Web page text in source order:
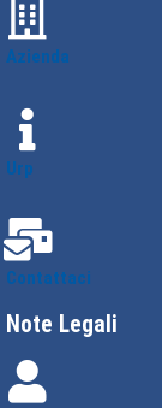
Azienda
Urp
Contattaci
Note Legali